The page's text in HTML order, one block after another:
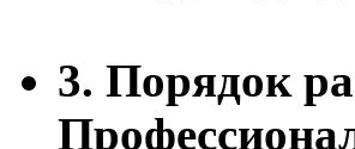
3. Порядок